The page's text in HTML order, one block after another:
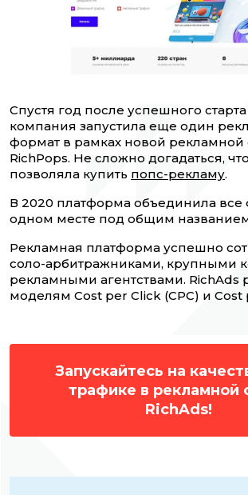
Спустя год после успешного старта
компания запустила еще один
формат в рамках новой рекламной
RichPops. Не сложно догадаться,
позволяла купить попс-рекламу.
В 2020 платформа объединила
одном месте под общим
Рекламная платформа успешно
соло-арбитражниками, крупными
рекламными агентствами. RichAds
моделям Cost per Click (CPC) и Cost
Запускайтесь на
трафике в рекламной
RichAds!